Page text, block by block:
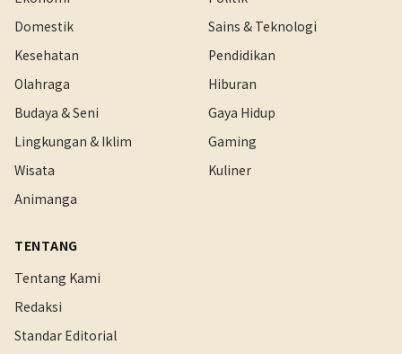
Domestik
Sains & Teknologi
Kesehatan
Pendidikan
Olahraga
Hiburan
Budaya & Seni
Gaya Hidup
Lingkungan & Iklim
Gaming
Wisata
Kuliner
Animanga
TENTANG
Tentang Kami
Redaksi
Standar Editorial